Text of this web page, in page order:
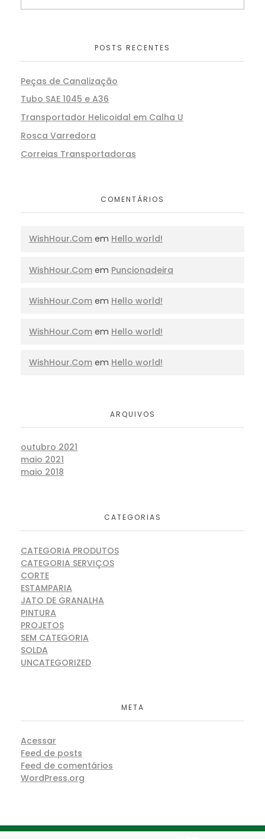
POSTS RECENTES
Peças de Canalização
Tubo SAE 1045 e A36
Transportador Helicoidal em Calha U
Rosca Varredora
Correias Transportadoras
COMENTÁRIOS
WishHour.Com em Hello world!
WishHour.Com em Puncionadeira
WishHour.Com em Hello world!
WishHour.Com em Hello world!
WishHour.Com em Hello world!
ARQUIVOS
outubro 2021
maio 2021
maio 2018
CATEGORIAS
CATEGORIA PRODUTOS
CATEGORIA SERVIÇOS
CORTE
ESTAMPARIA
JATO DE GRANALHA
PINTURA
PROJETOS
SEM CATEGORIA
SOLDA
UNCATEGORIZED
META
Acessar
Feed de posts
Feed de comentários
WordPress.org